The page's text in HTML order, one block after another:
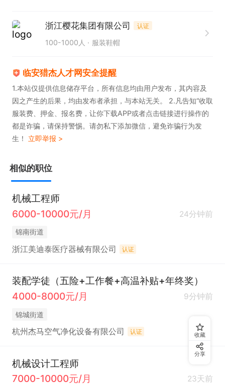
浙江樱花集团有限公司 认证
100-1000人 服装鞋帽
临安猎杰人才网安全提醒
1.本站仅提供信息储存平台，所有信息均由用户发布，其内容及
因之产生的后果，均由发布者承担，与本站无关。 2.凡告知“收取
服装费、押金、报名费，让你下载APP或者点击链接进行操作的
都是诈骗，请保持警惕。请勿私下添加微信，避免诈骗行为发
生！ 立即举报 >
相似的职位
机械工程师
6000-10000元/月
24分钟前
锦南街道
浙江美迪泰医疗器械有限公司 认证
装配学徒（五险+工作餐+高温补贴+年终奖）
4000-8000元/月
9分钟前
锦城街道
杭州杰马空气净化设备有限公司 认证
机械设计工程师
7000-10000元/月
23天前
收藏
分享